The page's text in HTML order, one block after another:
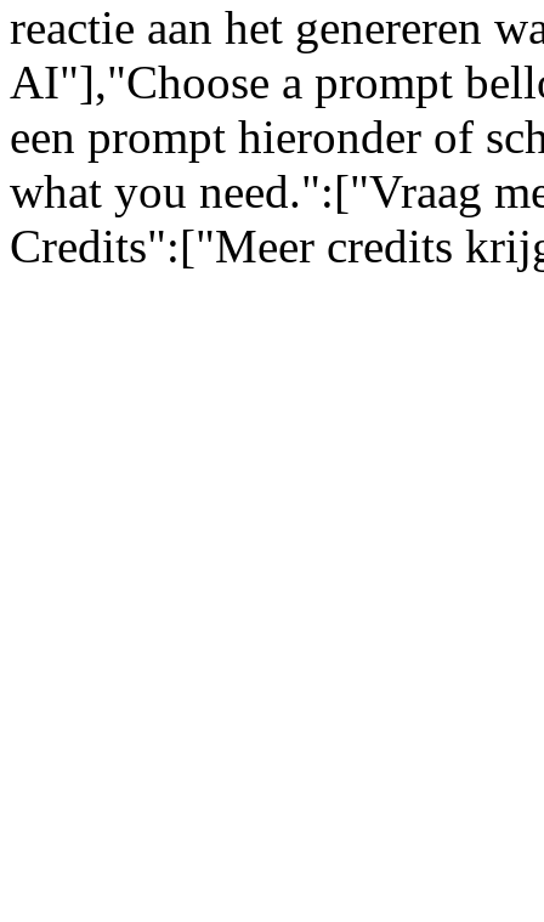
reactie aan het genereren
AI"],"Choose a prompt
een prompt hieronder of
what you need.":["Vraag
Credits":["Meer credits